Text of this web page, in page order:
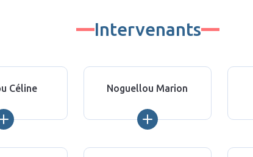
Intervenants
Céline Noguellou Marion